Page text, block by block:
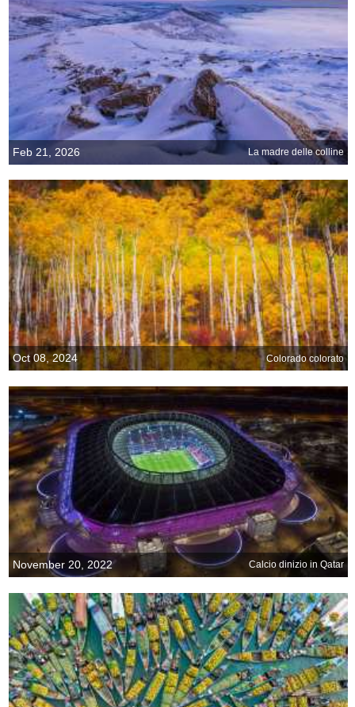
Feb 21, 2026 La madre delle colline
Oct 08, 2024 Colorado colorato
November 20, 2022 Calcio dinizio in Qatar